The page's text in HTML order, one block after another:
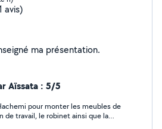
avis)
Je n'ai pas encore renseigné ma présentation.
Aïssata : 5/5
meubles de
de travail, le robinet ainsi que la